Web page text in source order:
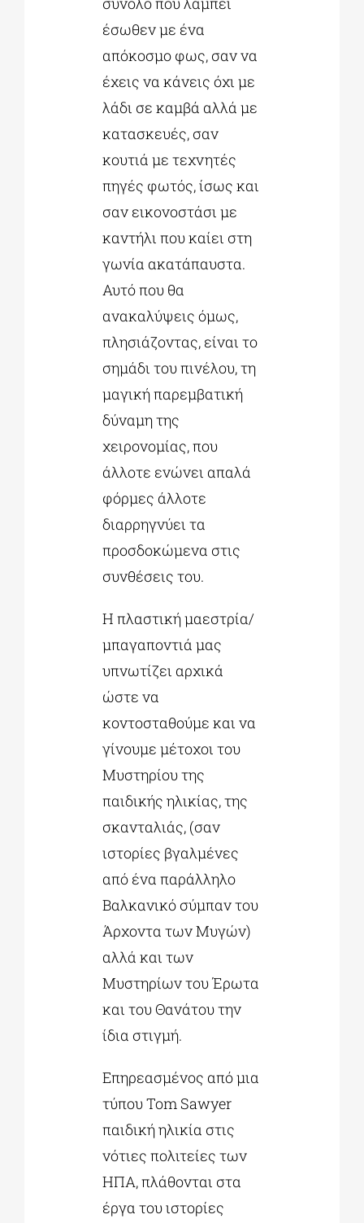
έσωθεν με ένα
απόκοσμο φως, σαν να
έχεις να κάνεις όχι με
λάδι σε καμβά αλλά με
κατασκευές, σαν
κουτιά με τεχνητές
πηγές φωτός, ίσως και
σαν εικονοστάσι με
καντήλι που καίει στη
γωνία ακατάπαυστα.
Αυτό που θα
ανακαλύψεις όμως,
πλησιάζοντας, είναι το
σημάδι του πινέλου, τη
μαγική παρεμβατική
δύναμη της
χειρονομίας, που
άλλοτε ενώνει απαλά
φόρμες άλλοτε
διαρρηγνύει τα
προσδοκώμενα στις
συνθέσεις του.
Η πλαστική μαεστρία/
μπαγαποντιά μας
υπνωτίζει αρχικά
ώστε να
κοντοσταθούμε και να
γίνουμε μέτοχοι του
Μυστηρίου της
παιδικής ηλικίας, της
σκανταλιάς, (σαν
ιστορίες βγαλμένες
από ένα παράλληλο
Βαλκανικό σύμπαν του
Άρχοντα των Μυγών)
αλλά και των
Μυστηρίων του Έρωτα
και του Θανάτου την
ίδια στιγμή.
Επηρεασμένος από μια
τύπου Tom Sawyer
παιδική ηλικία στις
νότιες πολιτείες των
ΗΠΑ, πλάθονται στα
έργα του ιστορίες